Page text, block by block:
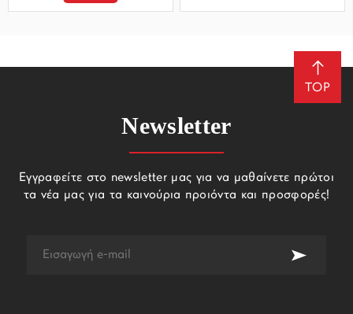
TOP
Newsletter
Εγγραφείτε στο newsletter μας για να μαθαίνετε πρώτοι
τα νέα μας για τα καινούρια προιόντα και προσφορές!